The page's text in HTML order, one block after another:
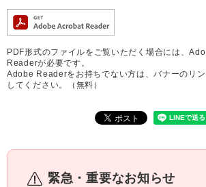
PDF形式のファイルをご覧いただく場合には、
Readerが必要です。
Adobe Readerをお持ちでない方は、バナーのリ
してください。（無料）
緊急・重要なお知らせ